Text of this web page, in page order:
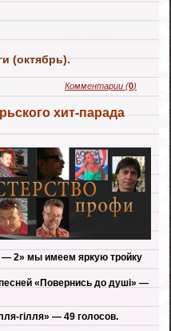
(октябрь).
Комментарии (0)
хит-парада
— 2» мы имеем яркую тройку
«Повернись до душi» —
гiлля» — 49 голосов.